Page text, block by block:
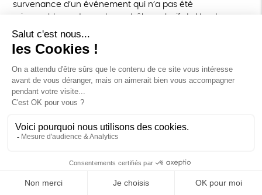
survenance d’un événement qui n’a pas été
raisonnablement sous le contrôle exclusif du Vendeur.
Le Vendeur ne saurait être tenu responsable en cas
d’erreur dans la présentation des produits sur le Site, les
produits n’étant pas contractuels.
ARTICLE 14 – NON-VALIDITÉ PARTIELLE
Si une ou plusieurs stipulations des présentes CGV sont
stipulations garderont toute leur force et leur portée.